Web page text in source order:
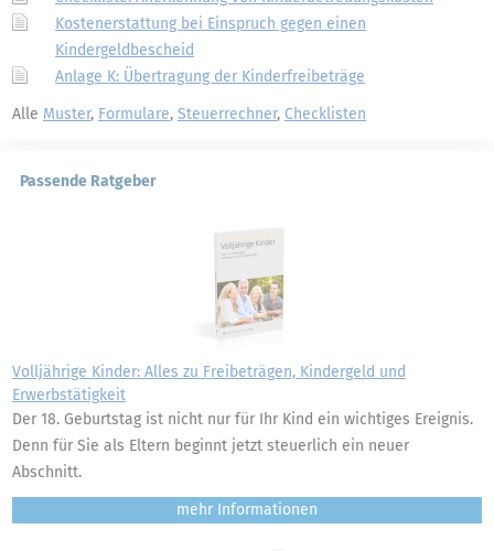
Kostenerstattung bei Einspruch gegen einen
Kindergeldbescheid
Anlage K: Übertragung der Kinderfreibeträge
Alle Muster, Formulare, Steuerrechner, Checklisten
Passende Ratgeber
Volljährige Kinder: Alles zu Freibeträgen, Kindergeld und
Erwerbstätigkeit
Der 18. Geburtstag ist nicht nur für Ihr Kind ein wichtiges Ereignis.
Denn für Sie als Eltern beginnt jetzt steuerlich ein neuer
Abschnitt.
mehr